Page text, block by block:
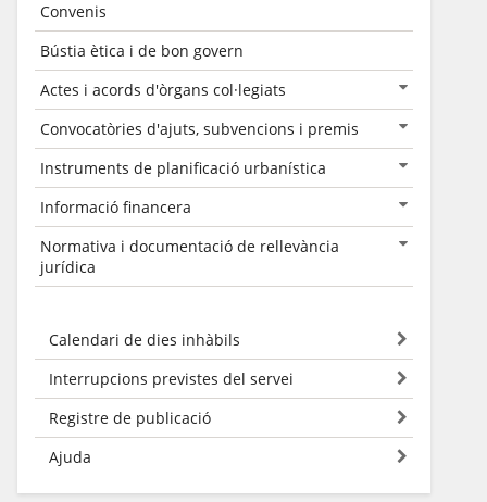
Convenis
Bústia ètica i de bon govern
Actes i acords d'òrgans col·legiats
Convocatòries d'ajuts, subvencions i premis
Instruments de planificació urbanística
Informació financera
Normativa i documentació de rellevància
jurídica
Calendari de dies inhàbils
Interrupcions previstes del servei
Registre de publicació
Ajuda